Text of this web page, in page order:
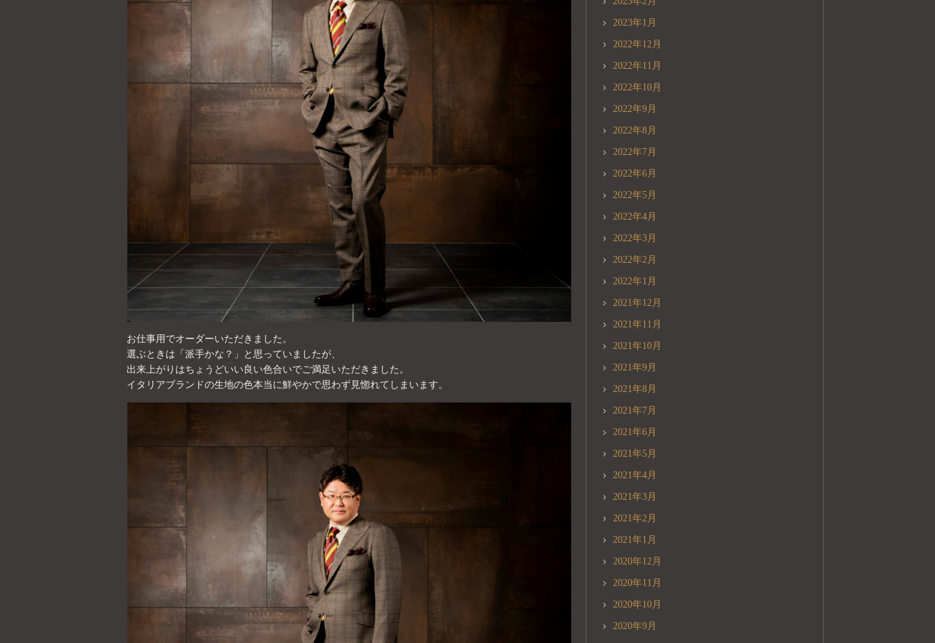
お仕事用でオーダーいただきました。
選ぶときは「派手かな？」と思っていましたが、
出来上がりはちょうどいい良い色合いでご満足いただきました。
イタリアブランドの生地の色本当に鮮やかで思わず見惚れてしまいます。
2023年1月
2022年12月
2022年11月
2022年10月
2022年9月
2022年8月
2022年7月
2022年6月
2022年5月
2022年4月
2022年3月
2022年2月
2022年1月
2021年12月
2021年11月
2021年10月
2021年9月
2021年8月
2021年7月
2021年6月
2021年5月
2021年4月
2021年3月
2021年2月
2021年1月
2020年12月
2020年11月
2020年10月
2020年9月